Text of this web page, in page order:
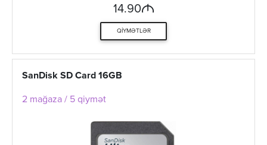
14.90M
QIYMƏTLƏR
SanDisk SD Card 16GB
2 mağaza / 5 qiymət